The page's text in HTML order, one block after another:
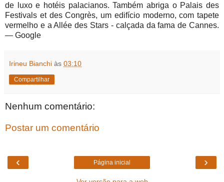
de luxo e hotéis palacianos. Também abriga o Palais des
Festivals et des Congrès, um edifício moderno, com tapete
vermelho e a Allée des Stars - calçada da fama de Cannes.
― Google
Irineu Bianchi às 03:10
Compartilhar
Nenhum comentário:
Postar um comentário
‹ ›
Página inicial